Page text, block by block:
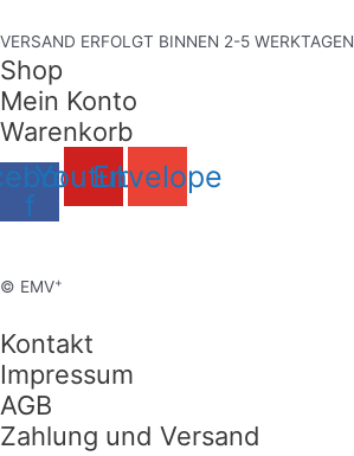
VERSAND ERFOLGT BINNEN 2-5 WERKTAGEN
Shop
Mein Konto
Warenkorb
f
YoutubeEnvelope
© EMV+
Kontakt
Impressum
AGB
Zahlung und Versand